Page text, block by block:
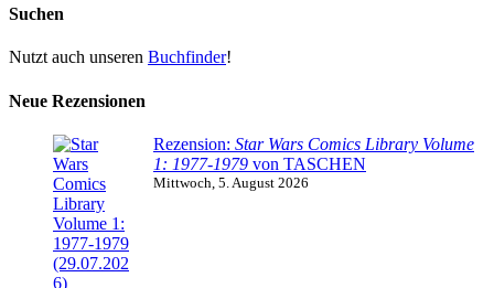
Suchen
Nutzt auch unseren Buchfinder!
Neue Rezensionen
Rezension: Star Wars Comics Library Volume
1: 1977-1979 von TASCHEN
Mittwoch, 5. August 2026